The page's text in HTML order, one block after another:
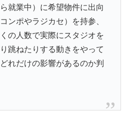
就業中）に希望物件に出向
ンポやラジカセ）を持参、
の人数で実際にスタジオを
跳ねたりする動きをやって
れだけの影響があるのか判